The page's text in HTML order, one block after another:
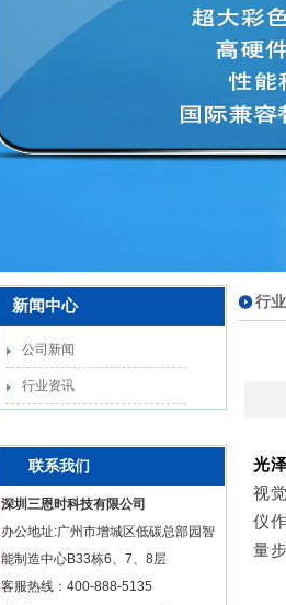
新闻中心
公司新闻
行业资讯
联系我们
深圳三恩时科技有限公司
办公地址:广州市增城区低碳总部园智
能制造中心B33栋6、7、8层
客服热线： 400-888-5135
行
光
视
仪
量